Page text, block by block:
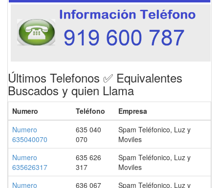
Últimos Telefonos ✅ Equivalentes
Buscados y quien Llama
Numero Teléfono
Empresa
Numero
635040070
635 040
070
Spam Teléfonico, Luz y
Moviles
Numero
635626317
635 626
317
Spam Teléfonico, Luz y
Moviles
Numero
636 067
Spam Teléfonico, Luz y